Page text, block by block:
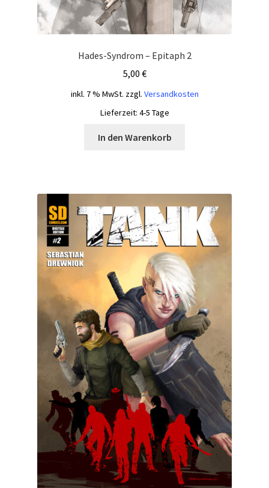
Hades-Syndrom – Epitaph 2
5,00 €
inkl. 7 % MwSt. zzgl. Versandkosten
Lieferzeit: 4-5 Tage
In den Warenkorb